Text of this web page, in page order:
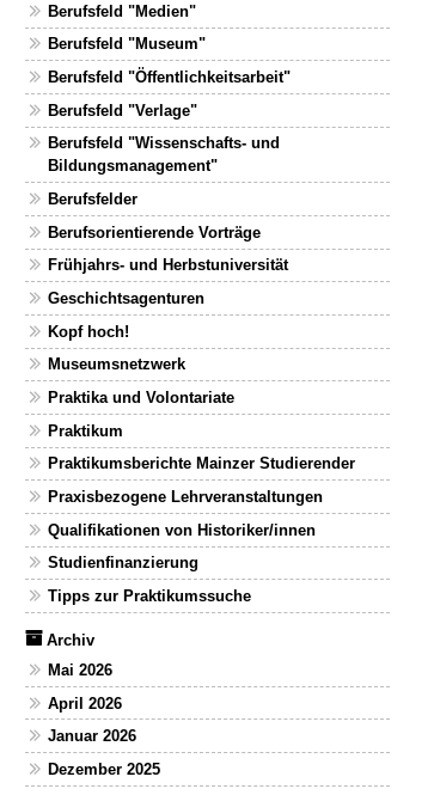
Berufsfeld "Medien"
Berufsfeld "Museum"
Berufsfeld "Öffentlichkeitsarbeit"
Berufsfeld "Verlage"
Berufsfeld "Wissenschafts- und
Bildungsmanagement"
Berufsfelder
Berufsorientierende Vorträge
Frühjahrs- und Herbstuniversität
Geschichtsagenturen
Kopf hoch!
Museumsnetzwerk
Praktika und Volontariate
Praktikum
Praktikumsberichte Mainzer Studierender
Praxisbezogene Lehrveranstaltungen
Qualifikationen von Historiker/innen
Studienfinanzierung
Tipps zur Praktikumssuche
Archiv
Mai 2026
April 2026
Januar 2026
Dezember 2025